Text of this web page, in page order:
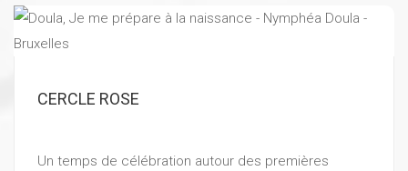
CERCLE ROSE
Un temps de célébration autour des premières